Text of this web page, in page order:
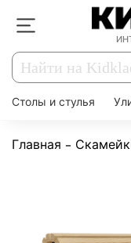
Столы и стулья
Главная